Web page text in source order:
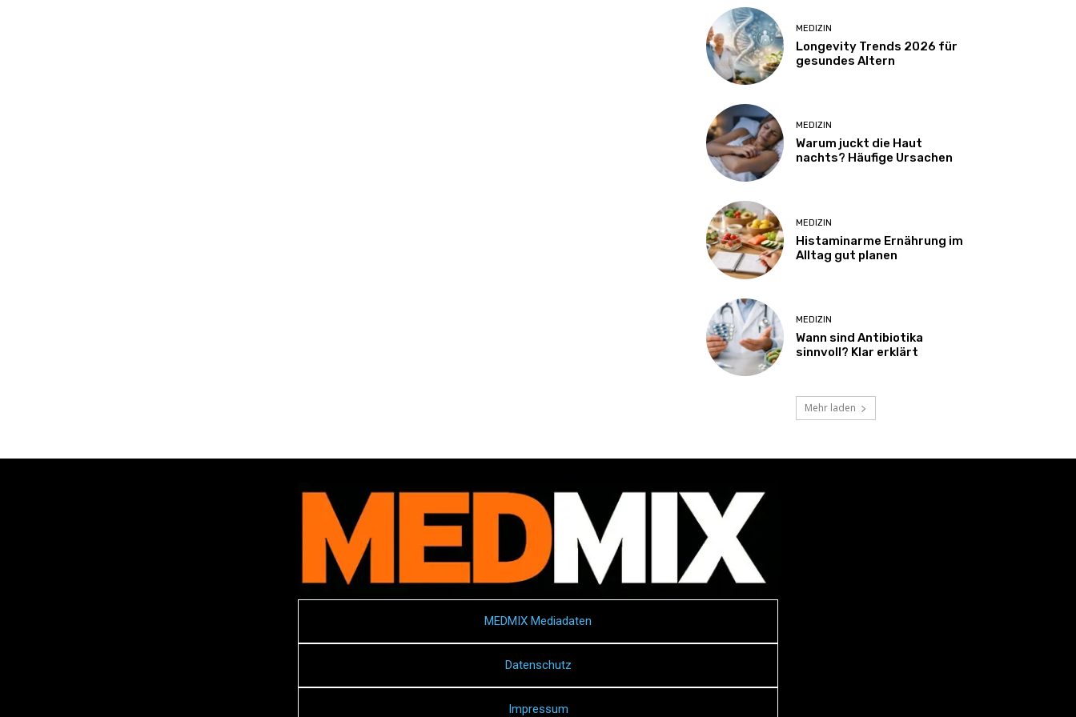
MEDIZIN
Longevity Trends 2026 für
gesundes Altern
MEDIZIN
Warum juckt die Haut
nachts? Häufige Ursachen
MEDIZIN
Histaminarme Ernährung im
Alltag gut planen
MEDIZIN
Wann sind Antibiotika
sinnvoll? Klar erklärt
Mehr laden
MEDMIX Mediadaten
Datenschutz
Impressum